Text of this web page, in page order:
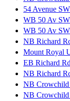
54 Avenue
WB 50 Av
WB 50 Av
NB Richard
Mount Royal
EB Richard
NB Richard
NB Crowchild
NB Crowchild